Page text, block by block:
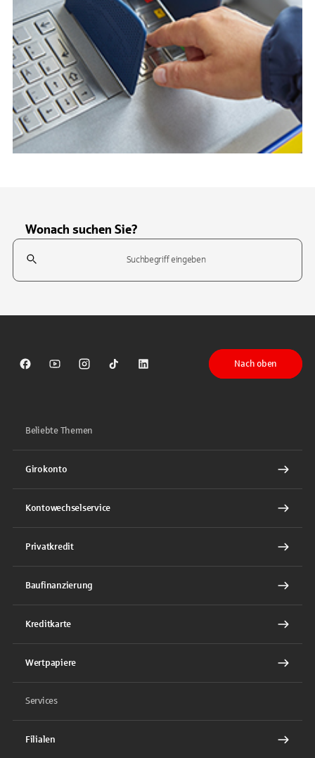
Wonach suchen Sie?
Suchfeld
Sparkasse auf Facebook
Sparkasse auf Youtube
Sparkasse auf Instagram
Sparkasse auf TikTok
Sparkasse auf LinkedIn
Nach oben
Beliebte Themen
Girokonto
Kontowechselservice
Privatkredit
Baufinanzierung
Kreditkarte
Wertpapiere
Services
Filialen